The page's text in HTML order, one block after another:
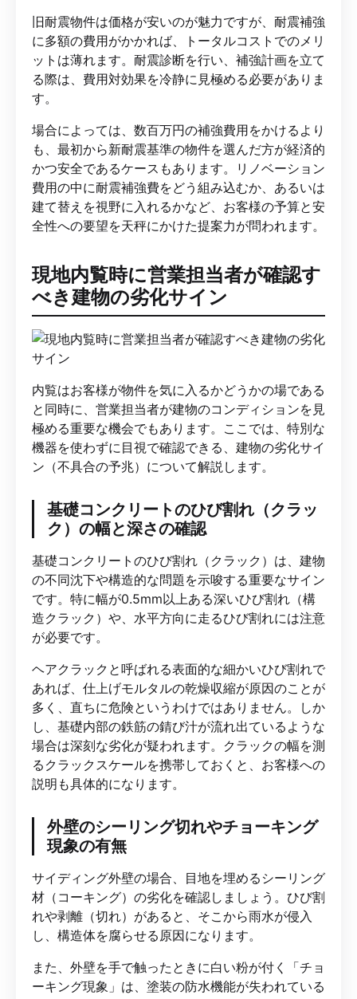
旧耐震物件は価格が安いのが魅力ですが、耐震補強
に多額の費用がかかれば、トータルコストでのメリ
ットは薄れます。耐震診断を行い、補強計画を立て
る際は、費用対効果を冷静に見極める必要がありま
す。
場合によっては、数百万円の補強費用をかけるより
も、最初から新耐震基準の物件を選んだ方が経済的
かつ安全であるケースもあります。リノベーション
費用の中に耐震補強費をどう組み込むか、あるいは
建て替えを視野に入れるかなど、お客様の予算と安
全性への要望を天秤にかけた提案力が問われます。
現地内覧時に営業担当者が確認す
べき建物の劣化サイン
内覧はお客様が物件を気に入るかどうかの場である
と同時に、営業担当者が建物のコンディションを見
極める重要な機会でもあります。ここでは、特別な
機器を使わずに目視で確認できる、建物の劣化サイ
ン（不具合の予兆）について解説します。
基礎コンクリートのひび割れ（クラッ
ク）の幅と深さの確認
基礎コンクリートのひび割れ（クラック）は、建物
の不同沈下や構造的な問題を示唆する重要なサイン
です。特に幅が0.5mm以上ある深いひび割れ（構
造クラック）や、水平方向に走るひび割れには注意
が必要です。
ヘアクラックと呼ばれる表面的な細かいひび割れで
あれば、仕上げモルタルの乾燥収縮が原因のことが
多く、直ちに危険というわけではありません。しか
し、基礎内部の鉄筋の錆び汁が流れ出ているような
場合は深刻な劣化が疑われます。クラックの幅を測
るクラックスケールを携帯しておくと、お客様への
説明も具体的になります。
外壁のシーリング切れやチョーキング
現象の有無
サイディング外壁の場合、目地を埋めるシーリング
材（コーキング）の劣化を確認しましょう。ひび割
れや剥離（切れ）があると、そこから雨水が侵入
し、構造体を腐らせる原因になります。
また、外壁を手で触ったときに白い粉が付く「チョ
ーキング現象」は、塗装の防水機能が失われている